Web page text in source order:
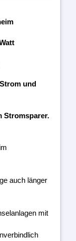
und
Stromsparer.
auch länger
mit